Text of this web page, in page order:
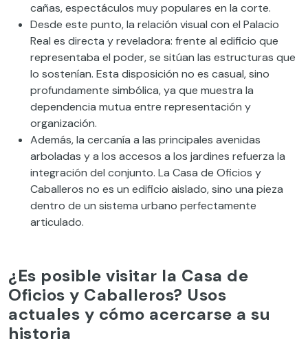
cañas, espectáculos muy populares en la corte.
Desde este punto, la relación visual con el Palacio
Real es directa y reveladora: frente al edificio que
representaba el poder, se sitúan las estructuras que
lo sostenían. Esta disposición no es casual, sino
profundamente simbólica, ya que muestra la
dependencia mutua entre representación y
organización.
Además, la cercanía a las principales avenidas
arboladas y a los accesos a los jardines refuerza la
integración del conjunto. La Casa de Oficios y
Caballeros no es un edificio aislado, sino una pieza
dentro de un sistema urbano perfectamente
articulado.
¿Es posible visitar la Casa de
Oficios y Caballeros? Usos
actuales y cómo acercarse a su
historia